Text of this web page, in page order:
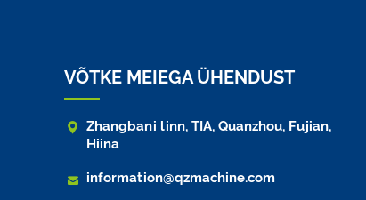
VÕTKE MEIEGA ÜHENDUST
 Zhangbani linn, TIA, Quanzhou, Fujian,
Hiina
 information@qzmachine.com